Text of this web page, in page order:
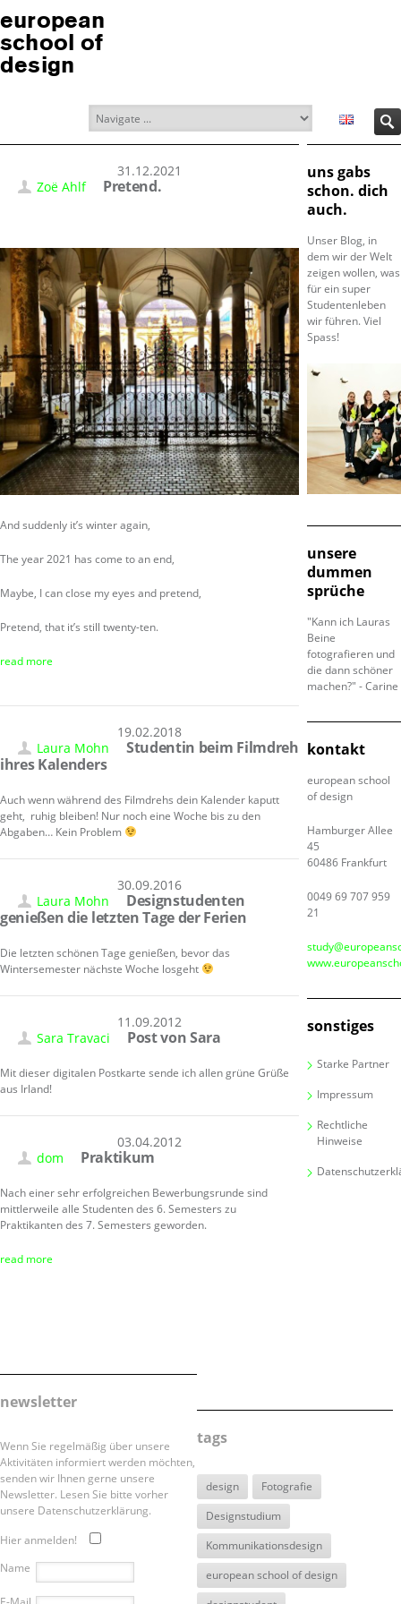
european
school of
design
31.12.2021
Zoë Ahlf
Pretend.
And suddenly it’s winter again,
The year 2021 has come to an end,
Maybe, I can close my eyes and pretend,
Pretend, that it’s still twenty-ten.
read more
19.02.2018
Laura Mohn
Studentin beim Filmdreh
ihres Kalenders
Auch wenn während des Filmdrehs dein Kalender kaputt
geht, ruhig bleiben! Nur noch eine Woche bis zu den
Abgaben… Kein Problem
30.09.2016
Laura Mohn
Designstudenten
genießen die letzten Tage der Ferien
Die letzten schönen Tage genießen, bevor das
Wintersemester nächste Woche losgeht
11.09.2012
Sara Travaci
Post von Sara
Mit dieser digitalen Postkarte sende ich allen grüne Grüße
aus Irland!
03.04.2012
dom
Praktikum
Nach einer sehr erfolgreichen Bewerbungsrunde sind
mittlerweile alle Studenten des 6. Semesters zu
Praktikanten des 7. Semesters geworden.
read more
uns gabs
schon. dich
auch.
Unser Blog, in
dem wir der Welt
zeigen wollen, was
für ein super
Studentenleben
wir führen. Viel
Spass!
unsere
dummen
sprüche
"Kann ich Lauras
Beine
fotografieren und
die dann schöner
machen?" - Carine
kontakt
european school
of design
Hamburger Allee
45
60486 Frankfurt
0049 69 707 959
21
sonstiges
Starke Partner
Impressum
Rechtliche
Hinweise
newsletter
Wenn Sie regelmäßig über unsere
Aktivitäten informiert werden möchten,
senden wir Ihnen gerne unsere
Newsletter. Lesen Sie bitte vorher
unsere Datenschutzerklärung.
Hier anmelden!
Name
tags
design
Fotografie
Designstudium
Kommunikationsdesign
european school of design